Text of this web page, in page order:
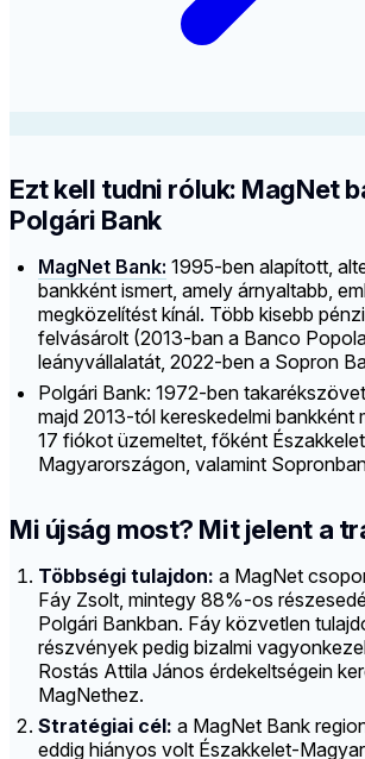
Ezt kell tudni róluk: MagNet
Polgári Bank
MagNet Bank: 1995-ben alapított,
bankként ismert, amely árnyaltabb,
megközelítést kínál. Több kisebb
felvásárolt (2013-ban a Banco
leányvállalatát, 2022-ben a Sopron
Polgári Bank: 1972-ben
majd 2013-tól kereskedelmi bankként
17 fiókot üzemeltet, főként
Magyarországon, valamint
Mi újság most? Mit jelent a
Többségi tulajdon: a MagNet
Fáy Zsolt, mintegy 88%-os
Polgári Bankban. Fáy közvetlen
részvények pedig bizalmi
Rostás Attila János érdekeltségein
MagNethez.
Stratégiai cél: a MagNet Bank
eddig hiányos volt Északkelet-